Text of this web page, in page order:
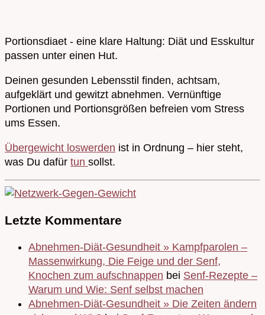
Portionsdiaet - eine klare Haltung: Diät und Esskultur
passen unter einen Hut.
Deinen gesunden Lebensstil finden, achtsam,
aufgeklärt und gewitzt abnehmen. Vernünftige
Portionen und Portionsgrößen befreien vom Stress
ums Essen.
Übergewicht loswerden ist in Ordnung – hier steht,
was Du dafür tun sollst.
Letzte Kommentare
Abnehmen-Diät-Gesundheit » Kampfparolen –
Massenwirkung, Die Feige und der Senf,
Knochen zum aufschnappen bei Senf-Rezepte –
Warum und Wie: Senf selbst machen
Abnehmen-Diät-Gesundheit » Die Zeiten ändern